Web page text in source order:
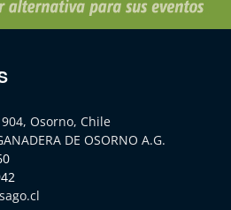
Osorno, Chile
DE OSORNO A.G.